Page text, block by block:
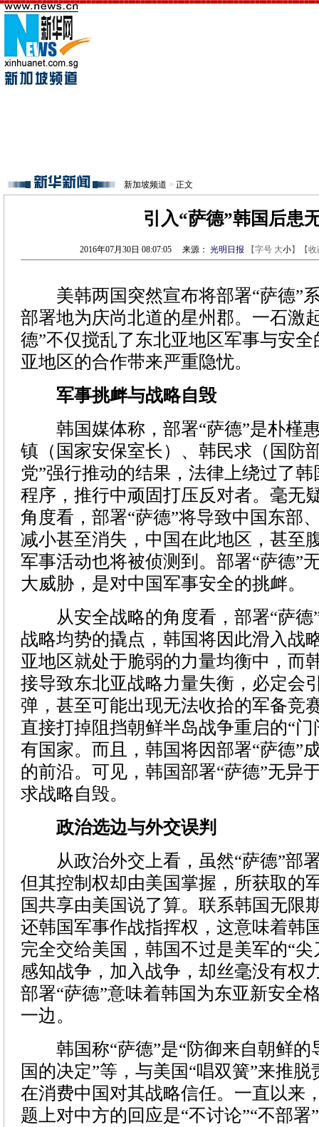
新加坡频道 > 正文
引入“萨德”韩国后患
2016年07月30日 08:07:05 来源： 光明日报 【字号 大小】【收
美韩两国突然宣布将部署“萨德”
部署地为庆尚北道的星州郡。一石激
德”不仅搅乱了东北亚地区军事与安
亚地区的合作带来严重隐忧。
军事挑衅与战略自毁
韩国媒体称，部署“萨德”是朴槿
镇（国家安保室长）、韩民求（国防
党”强行推动的结果，法律上绕过了
程序，推行中顽固打压反对者。毫无
角度看，部署“萨德”将导致中国东部
减小甚至消失，中国在此地区，甚至
军事活动也将被侦测到。部署“萨德”
大威胁，是对中国军事安全的挑衅。
从安全战略的角度看，部署“萨德
战略均势的撬点，韩国将因此滑入战
亚地区就处于脆弱的力量均衡中，而
接导致东北亚战略力量失衡，必定会
弹，甚至可能出现无法收拾的军备竞
直接打掉阻挡朝鲜半岛战争重启的“门
有国家。而且，韩国将因部署“萨德”
的前沿。可见，韩国部署“萨德”无异
求战略自毁。
政治选边与外交误判
从政治外交上看，虽然“萨德”部
但其控制权却由美国掌握，所获取的
国共享由美国说了算。联系韩国无限
还韩国军事作战指挥权，这意味着韩
完全交给美国，韩国不过是美军的“尖
感知战争，加入战争，却丝毫没有权
部署“萨德”意味着韩国为东亚新安全
一边。
韩国称“萨德”是“防御来自朝鲜的
国的决定”等，与美国“唱双簧”来推
在消费中国对其战略信任。一直以来
题上对中方的回应是“不讨论”“不部署